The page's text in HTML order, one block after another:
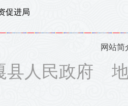
促进局
网站简
县人民政府